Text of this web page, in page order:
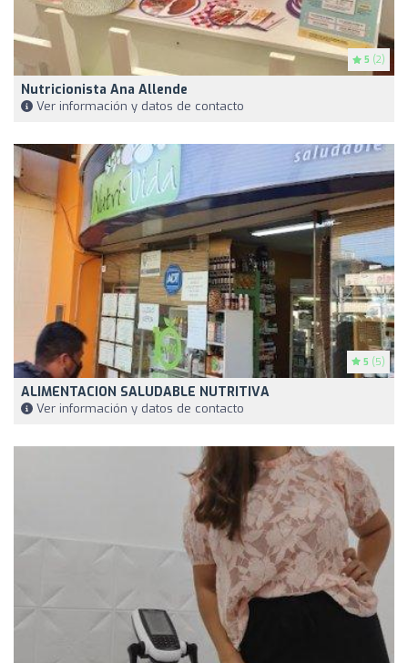
5 (2)
Nutricionista Ana Allende
Ver información y datos de contacto
5 (5)
ALIMENTACION SALUDABLE NUTRITIVA
Ver información y datos de contacto